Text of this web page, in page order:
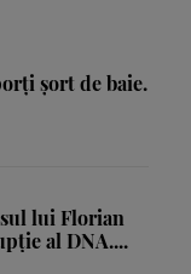
șort de baie.
lui Florian
al DNA....